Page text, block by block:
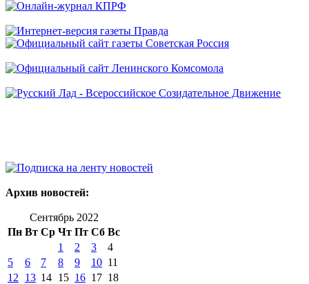
Архив новостей:
Сентябрь 2022
Пн Вт Ср Чт Пт Сб Вс
1
2 3
4
5
6 7 8 9 10 11
12
13 14 15 16 17 18